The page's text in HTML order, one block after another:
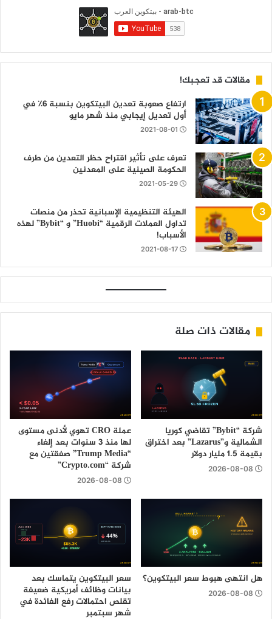
مقالات قد تعجبك!
ارتفاع صعوبة تعدين البيتكوين بنسبة 6٪ في
أول تعديل إيجابي منذ شهر مايو
2021-08-01
تعرف على تأثير اقتراح حظر التعدين من طرف
الحكومة الصينية على المعدنين
2021-05-29
الهيئة التنظيمية الإسبانية تحذر من منصات
تداول العملات الرقمية “Huobi” و “Bybit” لهذه
الأسباب!
2021-08-17
مقالات ذات صلة
شركة “Bybit” تقاضي كوريا
الشمالية و”Lazarus” بعد اختراق
بقيمة 1.5 مليار دولار
2026-08-08
عملة CRO تهوي لأدنى مستوى
لها منذ 3 سنوات بعد إلغاء
“Trump Media” صفقتين مع
شركة “Crypto.com”
2026-08-08
هل انتهى هبوط سعر البيتكوين؟
2026-08-08
سعر البيتكوين يتماسك بعد
بيانات وظائف أمريكية ضعيفة
تقلص احتمالات رفع الفائدة في
شهر سبتمبر